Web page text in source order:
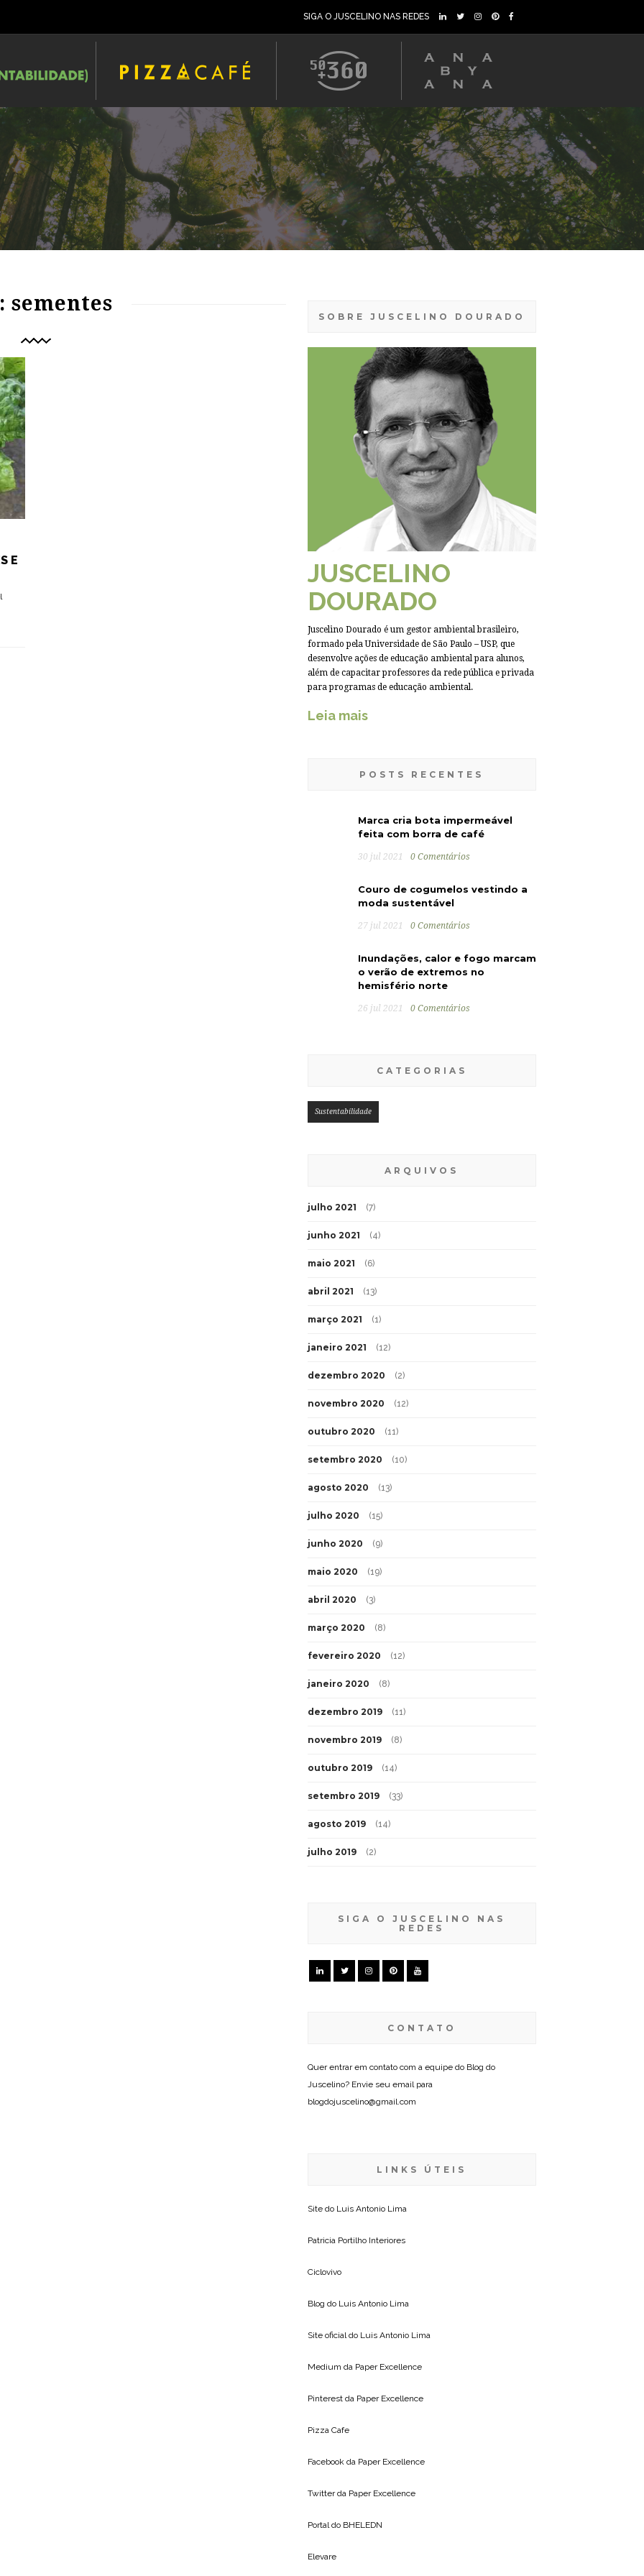
SIGA O JUSCELINO NAS REDES
sementes
E
SOBRE JUSCELINO DOURADO
JUSCELINO
DOURADO
Juscelino Dourado é um gestor ambiental brasileiro,
formado pela Universidade de São Paulo – USP, que
desenvolve ações de educação ambiental para alunos,
além de capacitar professores da rede pública e privada
para programas de educação ambiental.
Leia mais
POSTS RECENTES
Marca cria bota impermeável
feita com borra de café
30 jul 2021 0 Comentários
Couro de cogumelos vestindo a
moda sustentável
27 jul 2021 0 Comentários
Inundações, calor e fogo marcam
o verão de extremos no
hemisfério norte
26 jul 2021 0 Comentários
CATEGORIAS
Sustentabilidade
ARQUIVOS
julho 2021 (7)
junho 2021 (4)
maio 2021 (6)
abril 2021 (13)
março 2021 (1)
janeiro 2021 (12)
dezembro 2020 (2)
novembro 2020 (12)
outubro 2020 (11)
setembro 2020 (10)
agosto 2020 (13)
julho 2020 (15)
junho 2020 (9)
maio 2020 (19)
abril 2020 (3)
março 2020 (8)
fevereiro 2020 (12)
janeiro 2020 (8)
dezembro 2019 (11)
novembro 2019 (8)
outubro 2019 (14)
setembro 2019 (33)
agosto 2019 (14)
julho 2019 (2)
SIGA O JUSCELINO NAS
REDES
CONTATO
Quer entrar em contato com a equipe do Blog do
Juscelino? Envie seu email para
blogdojuscelino@gmail.com
LINKS ÚTEIS
Site do Luis Antonio Lima
Patricia Portilho Interiores
Ciclovivo
Blog do Luis Antonio Lima
Site oficial do Luis Antonio Lima
Medium da Paper Excellence
Pinterest da Paper Excellence
Pizza Cafe
Facebook da Paper Excellence
Twitter da Paper Excellence
Portal do BHELEDN
Elevare